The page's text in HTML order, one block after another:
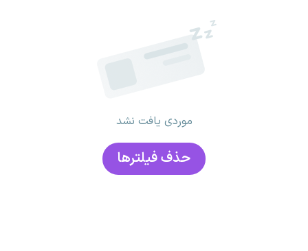
موردی یافت نشد
حذف فیلتر‌ها